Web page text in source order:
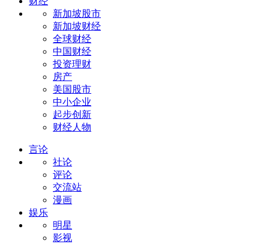
新加坡股市
新加坡财经
全球财经
中国财经
投资理财
房产
美国股市
中小企业
起步创新
财经人物
言论
社论
评论
交流站
漫画
娱乐
明星
影视